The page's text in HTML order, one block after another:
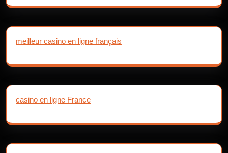
meilleur casino en ligne français
casino en ligne France